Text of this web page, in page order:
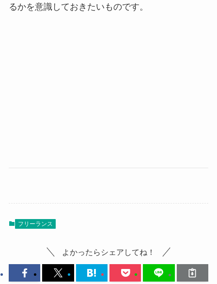
るかを意識しておきたいものです。
フリーランス
よかったらシェアしてね！